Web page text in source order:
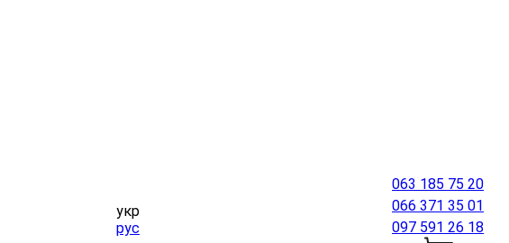
укр
рус
063 185 75 20
066 371 35 01
097 591 26 18